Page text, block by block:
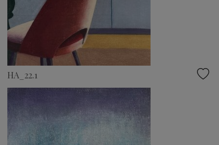
HA_22.1